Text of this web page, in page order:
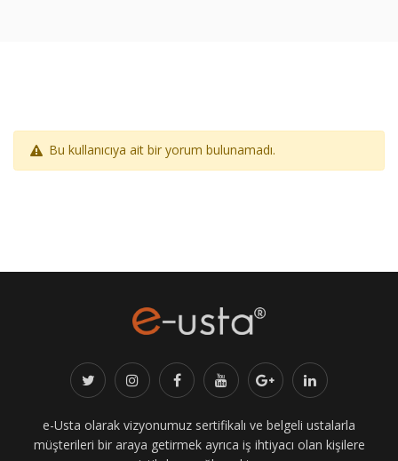
Bu kullanıcıya ait bir yorum bulunamadı.
e-Usta olarak vizyonumuz sertifikalı ve belgeli ustalarla
müşterileri bir araya getirmek ayrıca iş ihtiyacı olan kişilere